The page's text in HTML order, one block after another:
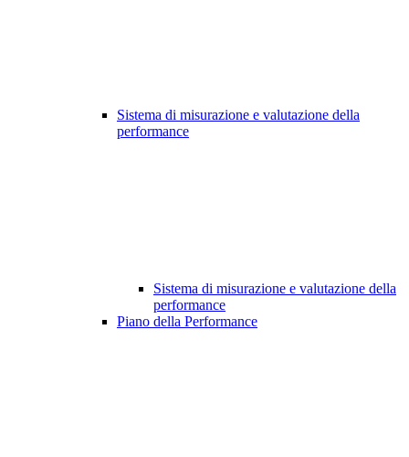
Sistema di misurazione e valutazione della
performance
Sistema di misurazione e valutazione della
performance
Piano della Performance